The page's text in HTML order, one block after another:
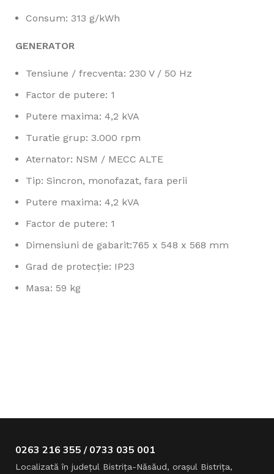
Consum: 313 g/kWh
GENERATOR
Tensiune / frecventa: 230 V / 50 Hz
Factor de putere: 1
Putere maxima: 4,2 kVA
Turatie grup: 3.000 rpm
Aternator: NSM / MECC ALTE
Tip: Sincron, monofazat, fara perii
Putere maxima: 4,2 kVA
Factor de putere: 1
Dimensiuni de gabarit:765 x 548 x 568 mm
Grad de protecţie: IP23
Masa: 59 kg
0263 216 355 / 0733 035 001
Localizată în judeţul Bistriţa-Năsăud, oraşul Bistriţa,